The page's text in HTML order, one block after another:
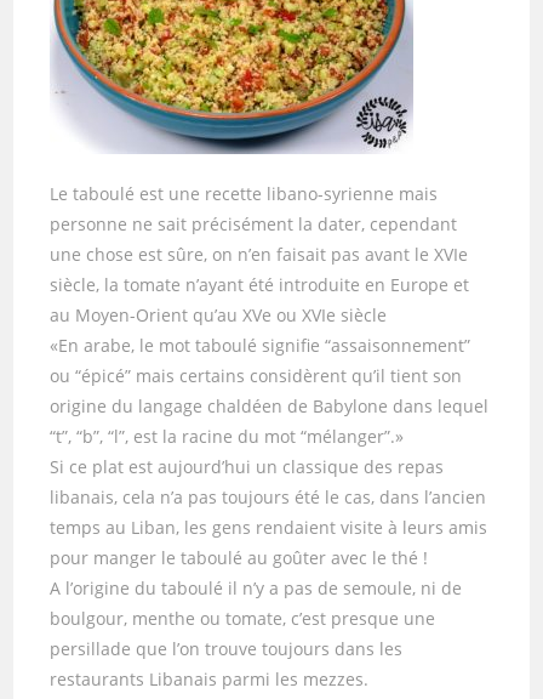
Le taboulé est une recette libano-syrienne mais
personne ne sait précisément la dater, cependant
une chose est sûre, on n’en faisait pas avant le XVIe
siècle, la tomate n’ayant été introduite en Europe et
au Moyen-Orient qu’au XVe ou XVIe siècle
«En arabe, le mot taboulé signifie “assaisonnement”
ou “épicé” mais certains considèrent qu’il tient son
origine du langage chaldéen de Babylone dans lequel
“t”, “b”, “l”, est la racine du mot “mélanger”.»
Si ce plat est aujourd’hui un classique des repas
libanais, cela n’a pas toujours été le cas, dans l’ancien
temps au Liban, les gens rendaient visite à leurs amis
pour manger le taboulé au goûter avec le thé !
A l’origine du taboulé il n’y a pas de semoule, ni de
boulgour, menthe ou tomate, c’est presque une
persillade que l’on trouve toujours dans les
restaurants Libanais parmi les mezzes.